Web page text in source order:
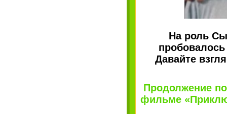
На роль
Давайте
Продолжение
фильме